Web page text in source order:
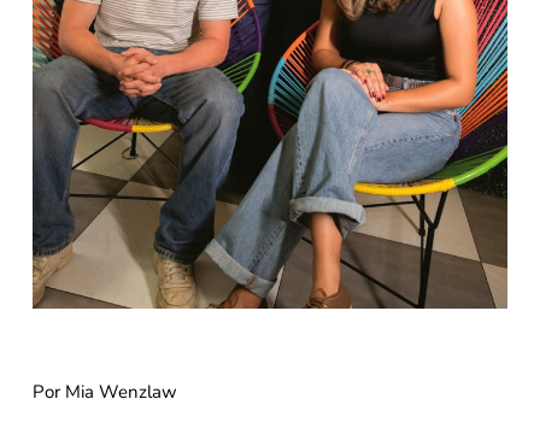
Por Mia Wenzlaw